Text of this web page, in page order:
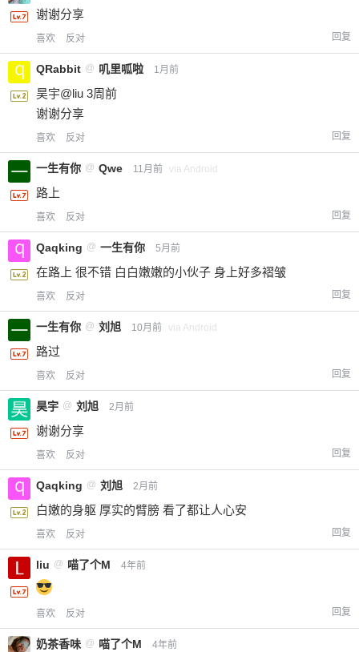
谢谢分享
喜欢 反对 回复
QRabbit @ 叽里呱啦 1月前
昊宇@liu 3周前
谢谢分享
喜欢 反对 回复
一生有你 @ Qwe 11月前 via Android
路上
喜欢 反对 回复
Qaqking @ 一生有你 5月前
在路上 很不错 白白嫩嫩的小伙子 身上好多褶皱
喜欢 反对 回复
一生有你 @ 刘旭 10月前 via Android
路过
喜欢 反对 回复
昊宇 @ 刘旭 2月前
谢谢分享
喜欢 反对 回复
Qaqking @ 刘旭 2月前
白嫩的身躯 厚实的臂膀 看了都让人心安
喜欢 反对 回复
liu @ 喵了个M 4年前
喜欢 反对 回复
奶茶香味 @ 喵了个M 4年前